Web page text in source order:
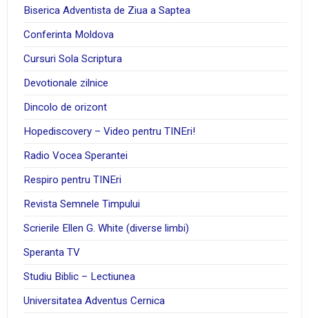
Biserica Adventista de Ziua a Saptea
Conferinta Moldova
Cursuri Sola Scriptura
Devotionale zilnice
Dincolo de orizont
Hopediscovery – Video pentru TINEri!
Radio Vocea Sperantei
Respiro pentru TINEri
Revista Semnele Timpului
Scrierile Ellen G. White (diverse limbi)
Speranta TV
Studiu Biblic – Lectiunea
Universitatea Adventus Cernica